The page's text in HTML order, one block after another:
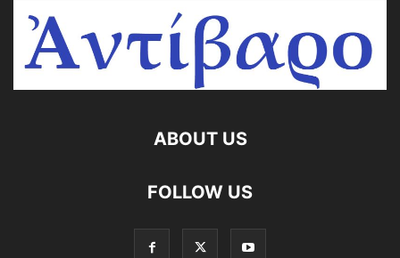
ABOUT US
FOLLOW US